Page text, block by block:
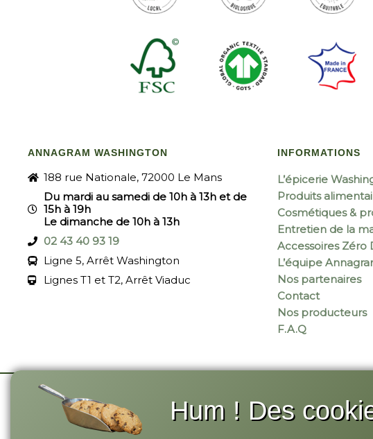
ANNAGRAM WASHINGTON
188 rue Nationale, 72000 Le Mans
Du mardi au samedi de 10h à 13h et de
15h à 19h
Le dimanche de 10h à 13h
02 43 40 93 19
Ligne 5, Arrêt Washington
Lignes T1 et T2, Arrêt Viaduc
INFORMATIONS
L’épicerie
Produits
Cosmétiques &
Entretien de la
Accessoires Zéro
L’équipe
Nos partenaires
Contact
Nos producteurs
F.A.Q
© 2026 Annagram - Site réalisé par Monsieur Site Web
Hum ! Des